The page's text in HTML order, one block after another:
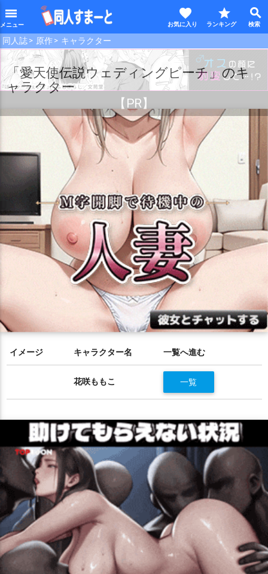
menu search
star
favorite
同人誌 原作 キャラクター
「愛天使伝説ウェディングピーチ」のキ
ャラクター
イメージ キャラクター名 一覧へ進む
花咲ももこ 一覧
【PR】